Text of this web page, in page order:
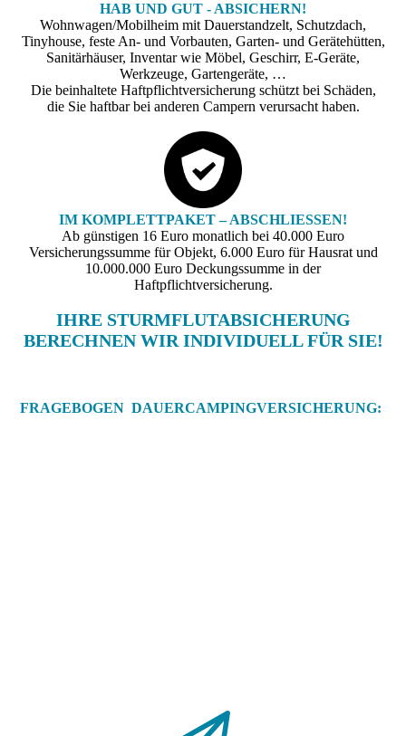
HAB UND GUT - ABSICHERN!
Wohnwagen/Mobilheim mit Dauerstandzelt, Schutzdach,
Tinyhouse, feste An- und Vorbauten, Garten- und Gerätehütten,
Sanitärhäuser, Inventar wie Möbel, Geschirr, E-Geräte,
Werkzeuge, Gartengeräte, …
Die beinhaltete Haftpflichtversicherung schützt bei Schäden,
die Sie haftbar bei anderen Campern verursacht haben.
IM KOMPLETTPAKET – ABSCHLIESSEN!
Ab günstigen 16 Euro monatlich bei 40.000 Euro
Versicherungssumme für Objekt, 6.000 Euro für Hausrat und
10.000.000 Euro Deckungssumme in der
Haftpflichtversicherung.
IHRE STURMFLUTABSICHERUNG
BERECHNEN WIR INDIVIDUELL FÜR SIE!
FRAGEBOGEN DAUERCAMPINGVERSICHERUNG: